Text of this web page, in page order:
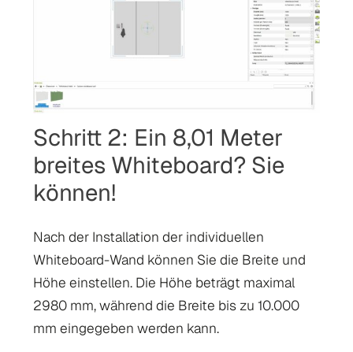
Schritt 2: Ein 8,01 Meter
breites Whiteboard? Sie
können!
Nach der Installation der individuellen
Whiteboard-Wand können Sie die Breite und
Höhe einstellen. Die Höhe beträgt maximal
2980 mm, während die Breite bis zu 10.000
mm eingegeben werden kann.